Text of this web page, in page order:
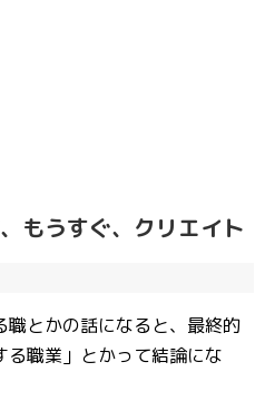
もうすぐ、クリエイト
とかの話になると、最終的
る職業」とかって結論にな